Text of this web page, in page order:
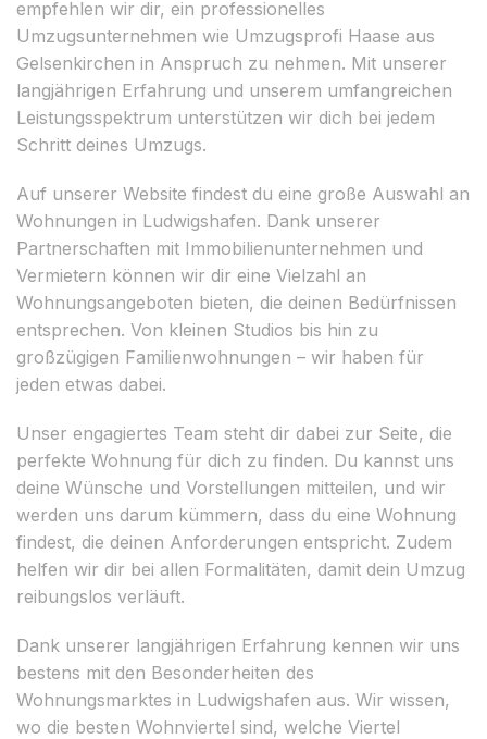
empfehlen wir dir, ein professionelles
Umzugsunternehmen wie Umzugsprofi Haase aus
Gelsenkirchen in Anspruch zu nehmen. Mit unserer
langjährigen Erfahrung und unserem umfangreichen
Leistungsspektrum unterstützen wir dich bei jedem
Schritt deines Umzugs.
Auf unserer Website findest du eine große Auswahl an
Wohnungen in Ludwigshafen. Dank unserer
Partnerschaften mit Immobilienunternehmen und
Vermietern können wir dir eine Vielzahl an
Wohnungsangeboten bieten, die deinen Bedürfnissen
entsprechen. Von kleinen Studios bis hin zu
großzügigen Familienwohnungen – wir haben für
jeden etwas dabei.
Unser engagiertes Team steht dir dabei zur Seite, die
perfekte Wohnung für dich zu finden. Du kannst uns
deine Wünsche und Vorstellungen mitteilen, und wir
werden uns darum kümmern, dass du eine Wohnung
findest, die deinen Anforderungen entspricht. Zudem
helfen wir dir bei allen Formalitäten, damit dein Umzug
reibungslos verläuft.
Dank unserer langjährigen Erfahrung kennen wir uns
bestens mit den Besonderheiten des
Wohnungsmarktes in Ludwigshafen aus. Wir wissen,
wo die besten Wohnviertel sind, welche Viertel